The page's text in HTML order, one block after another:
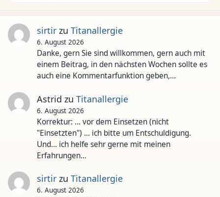
sirtirzu Titanallergie
6. August 2026
Danke, gern Sie sind willkommen, gern auch mit
einem Beitrag, in den nächsten Wochen sollte es
auch eine Kommentarfunktion geben,…
Astrid zu Titanallergie
6. August 2026
Korrektur: ... vor dem Einsetzen (nicht
"Einsetzten") ... ich bitte um Entschuldigung.
Und... ich helfe sehr gerne mit meinen
Erfahrungen…
sirtirzu Titanallergie
6. August 2026